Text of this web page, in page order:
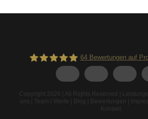
64Bewertungen auf
Copyright 2026 | All Rights Reserved |
uns
Team Werte Blog Bewertungen
Kontakt